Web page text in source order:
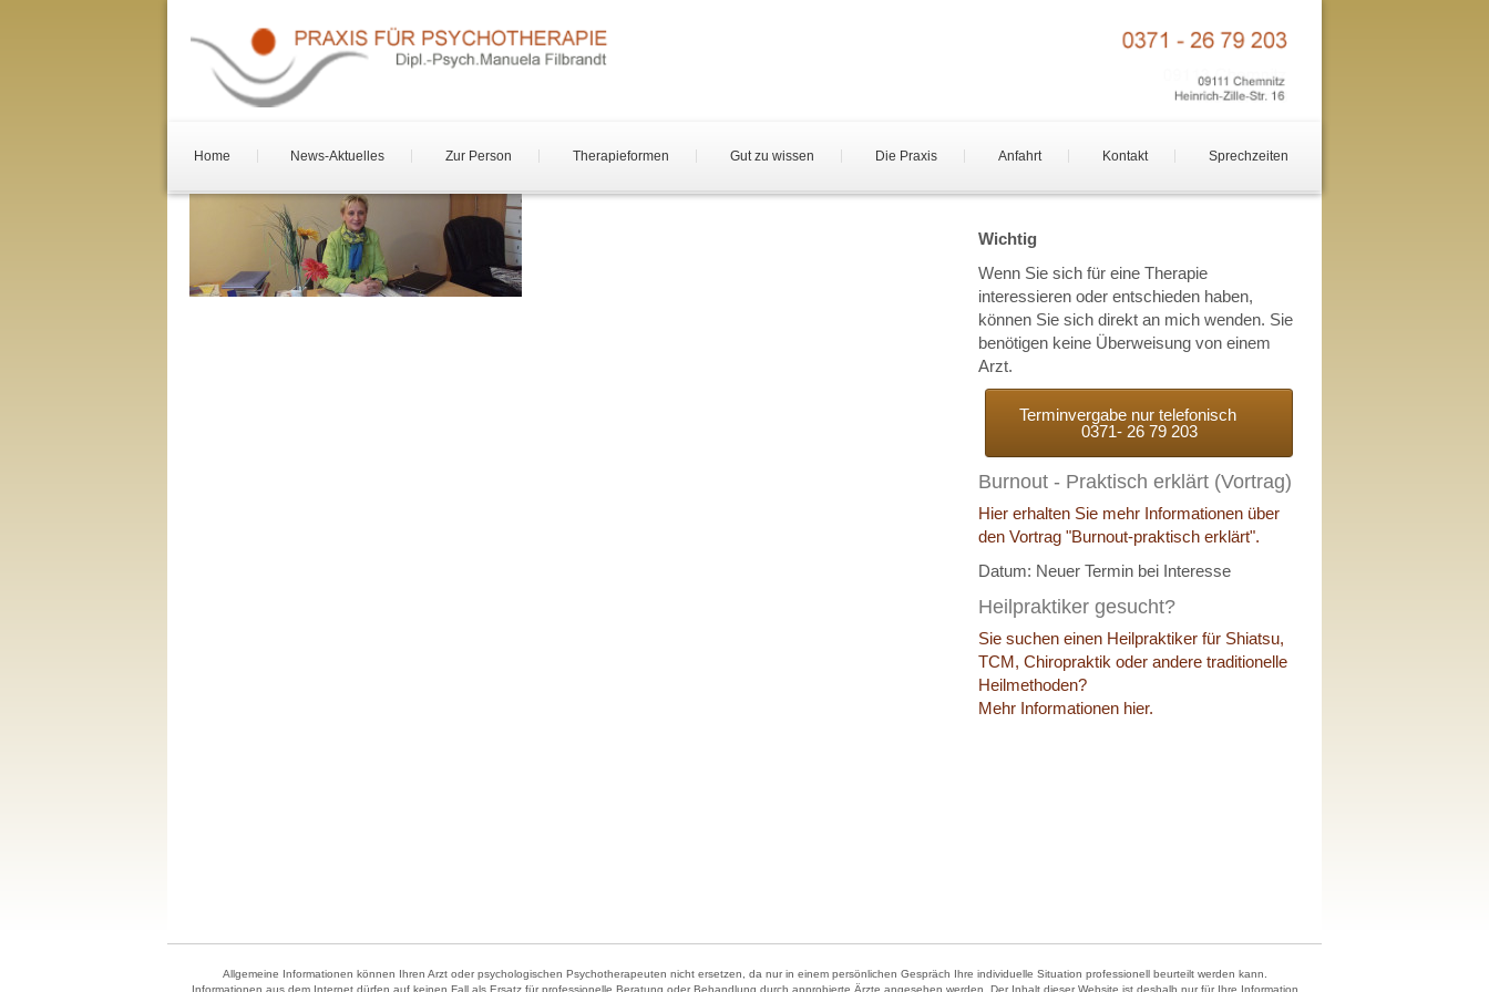
Home News-Aktuelles Zur Person Therapieformen Gut zu wissen Die Praxis Anfahrt Kontakt Sprechzeiten
Wichtig
Wenn Sie sich für eine Therapie
interessieren oder entschieden haben,
können Sie sich direkt an mich wenden. Sie
benötigen keine Überweisung von einem
Arzt.
Terminvergabe nur telefonisch
0371- 26 79 203
Burnout - Praktisch erklärt (Vortrag)
Hier erhalten Sie mehr Informationen über
den Vortrag "Burnout-praktisch erklärt".
Datum: Neuer Termin bei Interesse
Heilpraktiker gesucht?
Sie suchen einen Heilpraktiker für Shiatsu,
TCM, Chiropraktik oder andere traditionelle
Heilmethoden?
Mehr Informationen hier.
Allgemeine Informationen können Ihren Arzt oder psychologischen Psychotherapeuten nicht ersetzen, da nur in einem persönlichen Gespräch Ihre individuelle Situation professionell beurteilt werden kann.
Informationen aus dem Internet dürfen auf keinen Fall als Ersatz für professionelle Beratung oder Behandlung durch approbierte Ärzte angesehen werden. Der Inhalt dieser Website ist deshalb nur für Ihre Information